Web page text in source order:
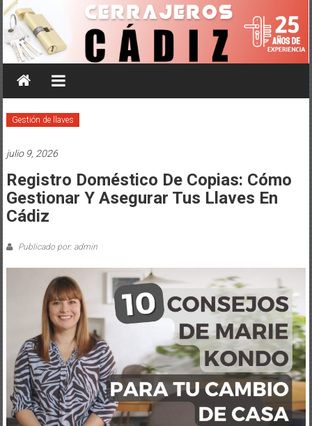
Saltar
al
contenido
Gestión de llaves
julio 9, 2026
Registro Doméstico De Copias: Cómo
Gestionar Y Asegurar Tus Llaves En
Cádiz
Publicado por: admin